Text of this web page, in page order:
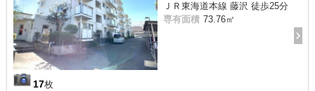
17枚
ＪＲ東海道本線 藤沢 徒歩25分
専有面積 73.76㎡